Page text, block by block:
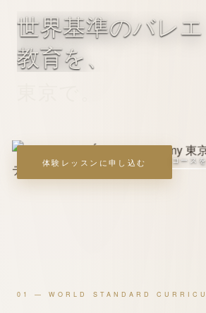
世界基準のバレエ
教育を、
体験 レッスンに申し込む コース
01 — WORLD STANDARD